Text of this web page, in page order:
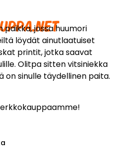
paikka, jossa huumori
löydät ainutlaatuiset
printit, jotka saavat
Olitpa sitten vitsiniekka
on sinulle täydellinen paita.